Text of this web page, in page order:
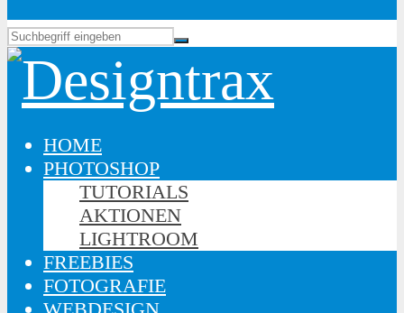
HOME
PHOTOSHOP
TUTORIALS
AKTIONEN
LIGHTROOM
FREEBIES
FOTOGRAFIE